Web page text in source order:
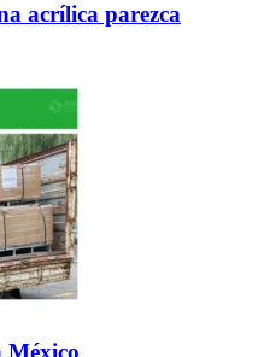
acrílica parezca
México